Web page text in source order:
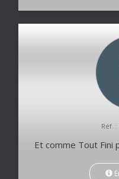
Réf. :
Et comme Tout Fini